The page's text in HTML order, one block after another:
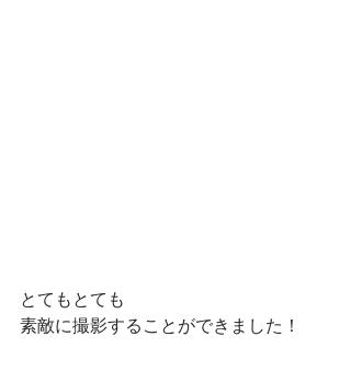
とてもとても
素敵に撮影することができました！